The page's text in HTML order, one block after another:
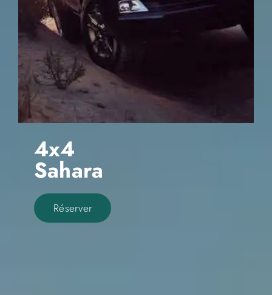
4x4
Sahara
Réserver